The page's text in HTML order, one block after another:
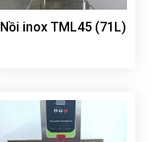
Nồi inox TML45 (71L)